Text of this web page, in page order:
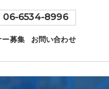
06-6534-8996
ー募集 お問い合わせ